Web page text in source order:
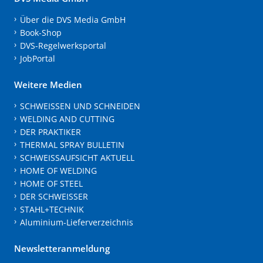
Über die DVS Media GmbH
Book-Shop
DVS-Regelwerksportal
JobPortal
Weitere Medien
SCHWEISSEN UND SCHNEIDEN
WELDING AND CUTTING
DER PRAKTIKER
THERMAL SPRAY BULLETIN
SCHWEISSAUFSICHT AKTUELL
HOME OF WELDING
HOME OF STEEL
DER SCHWEISSER
STAHL+TECHNIK
Aluminium-Lieferverzeichnis
Newsletteranmeldung